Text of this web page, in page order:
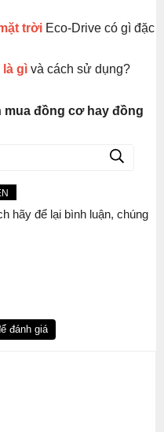
trời Eco-Drive có gì đặc
gì và cách sử dụng?
mua đồng cơ hay đồng
hãy để lại bình luận, chúng
đánh giá